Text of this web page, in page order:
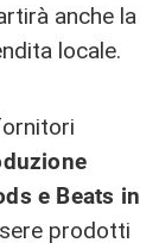
anche la
locale.
e Beats in
prodotti